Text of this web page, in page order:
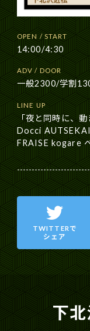
OPEN / START
14:00/4:30
ADV / DOOR
一般2300/学割
LINE UP
「夜と同時に、
Docci
FRAISE kogare
TWITTERで
シェア